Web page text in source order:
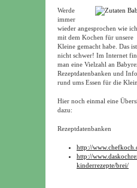
Werde
immer
wieder angesprochen wie
mit dem Kochen für unsere
Kleine gemacht habe. Das
nicht schwer! Im Internet
man eine Vielzahl an
Rezeptdatenbanken und
rund ums Essen für die
Hier noch einmal eine
dazu:
Rezeptdatenbanken
http://
http://
kinderrezepte/brei/